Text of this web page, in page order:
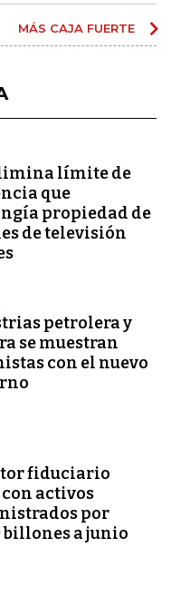
MÁS CAJA FUERTE
límite de
que
propiedad de
de televisión
petrolera y
se muestran
con el nuevo
fiduciario
activos
por
billones a junio